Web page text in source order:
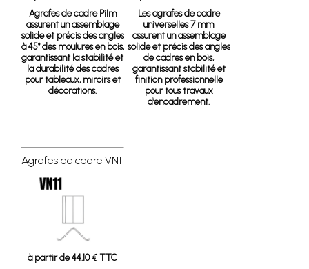
Agrafes de cadre Pilm
assurent un assemblage
solide et précis des angles
à 45° des moulures en bois,
garantissant la stabilité et
la durabilité des cadres
pour tableaux, miroirs et
décorations.
Les agrafes de cadre
universelles 7 mm
assurent un assemblage
solide et précis des angles
de cadres en bois,
garantissant stabilité et
finition professionnelle
pour tous travaux
d’encadrement.
Agrafes de cadre VN11
à partir de 44.10 € TTC